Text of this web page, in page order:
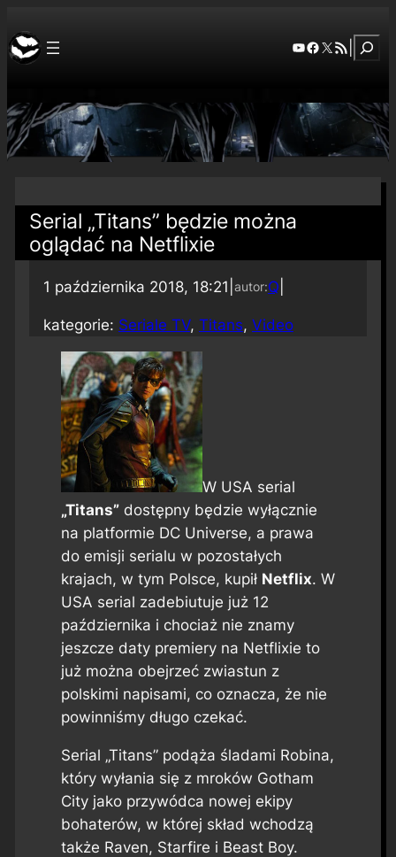
YouTube
Facebook
X RSS Feed
Serial „Titans” będzie można
oglądać na Netflixie
1 października 2018, 18:21 autor:Q
kategorie: Seriale TV, Titans, Video
W USA serial
„Titans”dostępny będzie wyłącznie
na platformie DC Universe, a prawa
do emisji serialu w pozostałych
krajach, w tym Polsce, kupił Netflix. W
USA serial zadebiutuje już 12
października i chociaż nie znamy
jeszcze daty premiery na Netflixie to
już można obejrzeć zwiastun z
polskimi napisami, co oznacza, że nie
powinniśmy długo czekać.
Serial „Titans” podąża śladami Robina,
który wyłania się z mroków Gotham
City jako przywódca nowej ekipy
bohaterów, w której skład wchodzą
także Raven, Starfire i Beast Boy.